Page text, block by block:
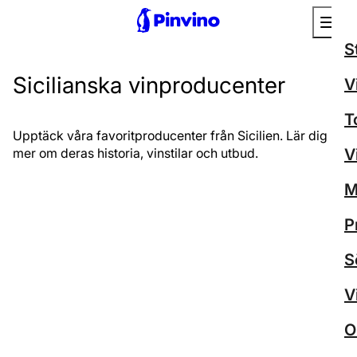
Sicilianska vinproducenter
Upptäck våra favoritproducenter från Sicilien. Lär dig
mer om deras historia, vinstilar och utbud.